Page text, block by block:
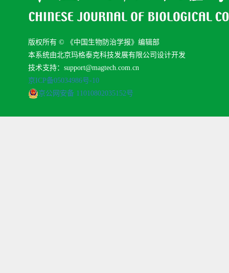
版权所有 © 《中国生物防治学报》编辑部
本系统由北京玛格泰克科技发展有限公司设计开发
技术支持：support@magtech.com.cn
京ICP备05034986号-10
京公网安备 11010802035152号